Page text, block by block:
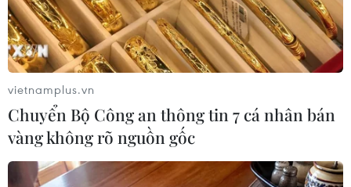
(TTXVN)
vietnamplus.vn
Chuyển Bộ Công an thông tin 7 cá nhân bán
vàng không rõ nguồn gốc